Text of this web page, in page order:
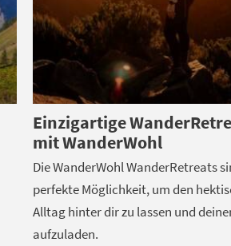
Einzigartige
mit WanderWohl
Die WanderWohl WanderRetreats
perfekte Möglichkeit, um den
Alltag hinter dir zu lassen und
aufzuladen.